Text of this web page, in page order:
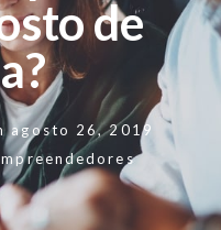
de
agosto 26, 2019